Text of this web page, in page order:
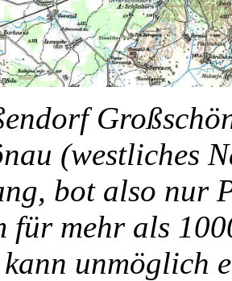
(westliches
bot also nur
für mehr als
unmöglich